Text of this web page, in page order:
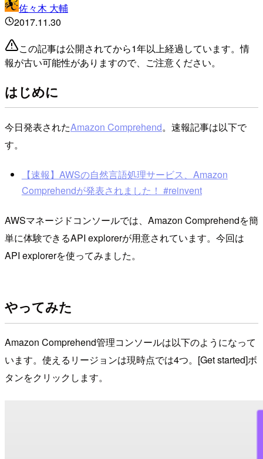
佐々木 大輔
2017.11.30
この記事は公開されてから1年以上経過しています。情
報が古い可能性がありますので、ご注意ください。
はじめに
今日発表されたAmazon Comprehend。速報記事は以下で
す。
【速報】AWSの自然言語処理サービス、Amazon
Comprehendが発表されました！ #reinvent
AWSマネージドコンソールでは、Amazon Comprehendを簡
単に体験できるAPI explorerが用意されています。今回は
API explorerを使ってみました。
やってみた
Amazon Comprehend管理コンソールは以下のようになって
います。使えるリージョンは現時点では4つ。[Get started]ボ
タンをクリックします。